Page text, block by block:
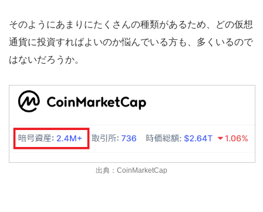
そのようにあまりにたくさんの種類があるため、どの仮想
通貨に投資すればよいのか悩んでいる方も、多くいるので
はないだろうか。
出典：CoinMarketCap